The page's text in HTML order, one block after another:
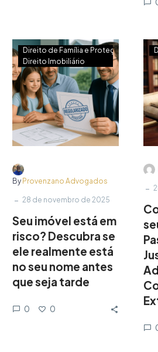
Direito de Família e Proteção
Direito Imobiliário
By Provenzano Advogados
- 28 de novembro de 2025
Seu imóvel está em
risco? Descubra se
ele realmente está
no seu nome antes
que seja tarde
0 0
-